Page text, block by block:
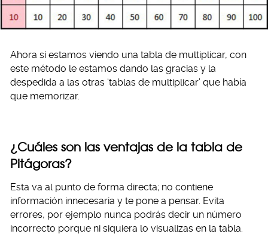
Ahora sí estamos viendo una tabla de multiplicar, con
este método le estamos dando las gracias y la
despedida a las otras ‘tablas de multiplicar’ que había
que memorizar.
¿Cuáles son las ventajas de la tabla de
Pitágoras?
Esta va al punto de forma directa; no contiene
información innecesaria y te pone a pensar. Evita
errores, por ejemplo nunca podrás decir un número
incorrecto porque ni siquiera lo visualizas en la tabla.